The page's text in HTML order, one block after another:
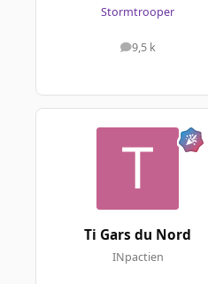
Stormtrooper
9,5 k
messages
Ti Gars du Nord
INpactien